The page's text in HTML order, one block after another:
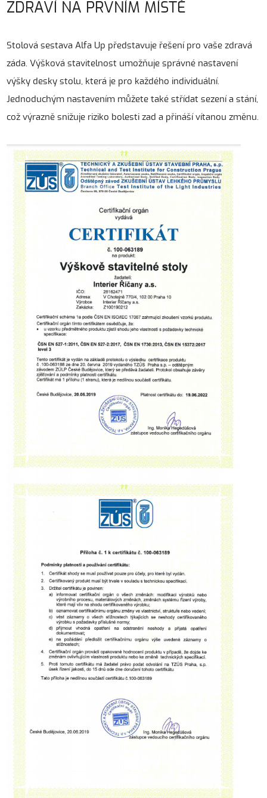
ZDRAVÍ NA PRVNÍM MÍSTĚ
Stolová sestava Alfa Up představuje řešení pro vaše zdravá
záda. Výšková stavitelnost umožňuje správné nastavení
výšky desky stolu, která je pro každého individuální.
Jednoduchým nastavením můžete také střídat sezení a stání,
což výrazně snižuje riziko bolesti zad a přináší vítanou změnu.